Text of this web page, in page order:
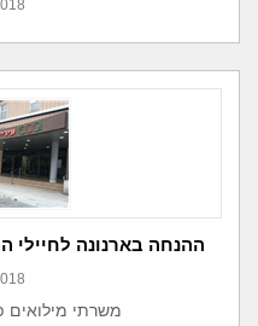
ההנחה בארנונה לחיילי
משרתי מילואים